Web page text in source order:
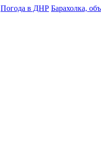
Погода в ДНР Барахолка,